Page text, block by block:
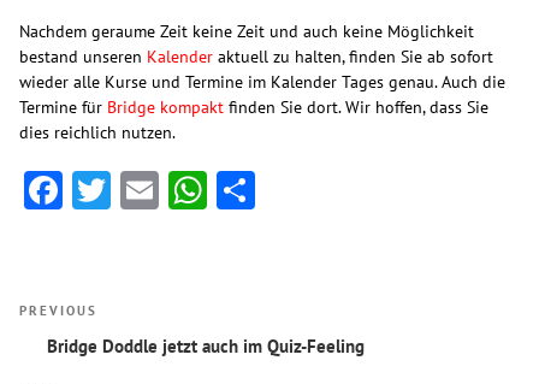
Nachdem geraume Zeit keine Zeit und auch keine Möglichkeit
bestand unseren Kalender aktuell zu halten, finden Sie ab sofort
wieder alle Kurse und Termine im Kalender Tages genau. Auch die
Termine für Bridge kompakt finden Sie dort. Wir hoffen, dass Sie
dies reichlich nutzen.
Facebook
Twitter
EmailWhatsApp
Beitragsnavigation
Previous
Post
PREVIOUS
Bridge Doddle jetzt auch im Quiz-Feeling